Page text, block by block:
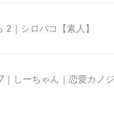
｜シロパコ【素人】
しーちゃん｜恋愛カノジ